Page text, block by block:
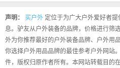
声明： 买户外 定位于为广大户外爱好者
息。驴友从户外装备的品牌，价格进行筛
外为你推荐最好的户外装备品牌、户外用
你选择户外用品品牌的最佳参考户外网站
件，版权归原作者所有。本网站转载目的